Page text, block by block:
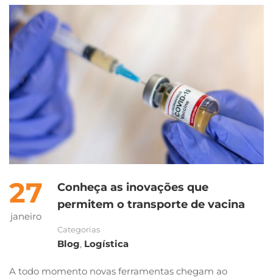
27
janeiro
Conheça as inovações que
permitem o transporte de vacina
Categorias
Blog, Logística
A todo momento novas ferramentas chegam ao